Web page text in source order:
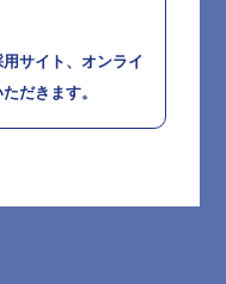
サイト、オンライ
だきます。